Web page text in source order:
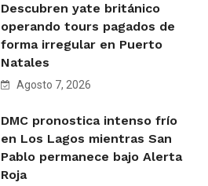
Descubren yate británico
operando tours pagados de
forma irregular en Puerto
Natales
Agosto 7, 2026
DMC pronostica intenso frío
en Los Lagos mientras San
Pablo permanece bajo Alerta
Roja